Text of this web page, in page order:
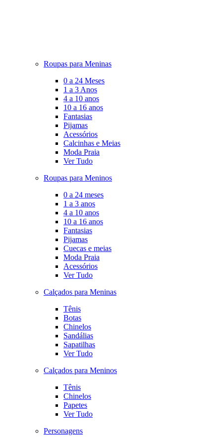
Roupas para Meninas
0 a 24 Meses
1 a 3 Anos
4 a 10 anos
10 a 16 anos
Fantasias
Pijamas
Acessórios
Calcinhas e Meias
Moda Praia
Ver Tudo
Roupas para Meninos
0 a 24 meses
1 a 3 anos
4 a 10 anos
10 a 16 anos
Fantasias
Pijamas
Cuecas e meias
Moda Praia
Acessórios
Ver Tudo
Calçados para Meninas
Tênis
Botas
Chinelos
Sandálias
Sapatilhas
Ver Tudo
Calçados para Meninos
Tênis
Chinelos
Papetes
Ver Tudo
Personagens